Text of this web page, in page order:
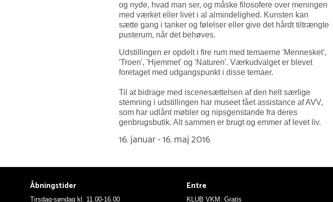
og nyde, hvad man ser, og måske filosofere over meningen
med værket eller livet i al almindelighed. Kunsten kan
sætte gang i tanker og følelser eller give det hårdt tiltrængte
pusterum, når det behøves.
Udstillingen er opdelt i fire rum med temaerne 'Mennesket',
'Troen', 'Hjemmet' og 'Naturen'. Værkudvalget er blevet
foretaget med udgangspunkt i disse temaer.
Til at bidrage med iscenesættelsen af den helt særlige
stemning i udstillingen har museet fået assistance af AVV,
som har udlånt møbler og nipsgenstande fra deres
genbrugsbutik. Alt sammen er brugt og emmer af levet liv.
16. januar - 16. maj 2016
Åbningstider
Tirsdag-søndag kl. 11.00-16.00
Entre
KLUB VKM: Gratis